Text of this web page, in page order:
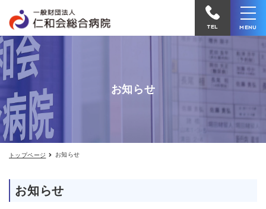
せ
病
院
電
TEL MENU
お知らせ
トップページ お知らせ
お知らせ